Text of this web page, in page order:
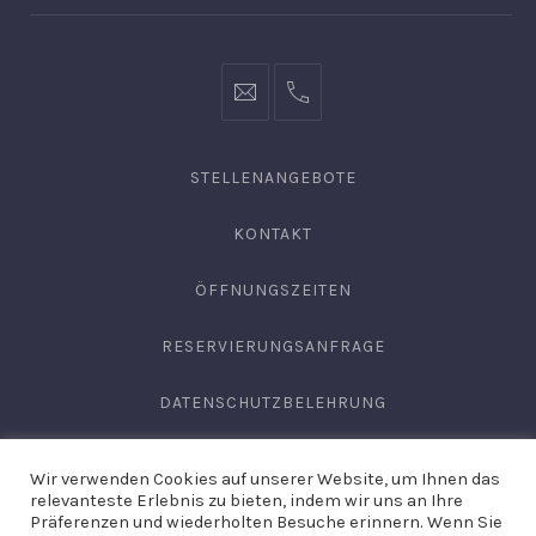
info@hofgut-0049747196019210
STELLENANGEBOTE
KONTAKT
ÖFFNUNGSZEITEN
RESERVIERUNGSANFRAGE
DATENSCHUTZBELEHRUNG
IMPRESSUM
Wir verwenden Cookies auf unserer Website, um Ihnen das
relevanteste Erlebnis zu bieten, indem wir uns an Ihre
Präferenzen und wiederholten Besuche erinnern. Wenn Sie